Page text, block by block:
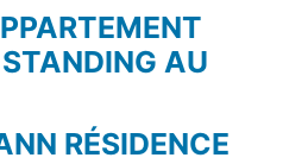
AU
RÉSIDENCE